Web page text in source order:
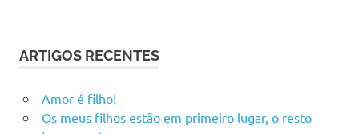
ARTIGOS RECENTES
Amor é filho!
Os meus filhos estão em primeiro lugar, o resto